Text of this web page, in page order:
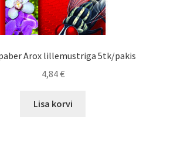
Arox lillemustriga 5tk/pakis
4,84€
Lisa korvi